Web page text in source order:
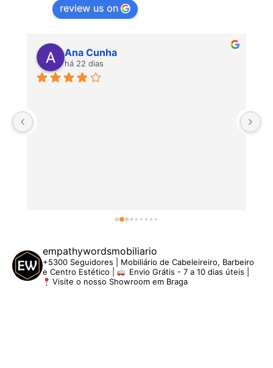
review us on
Ana Cunha
há 22 dias
empathywordsmobiliario
+5300 Seguidores | Mobiliário de Cabeleireiro, Barbeiro
e Centro Estético |
Envio Grátis - 7 a 10 dias úteis |
Visite o nosso Showroom em Braga